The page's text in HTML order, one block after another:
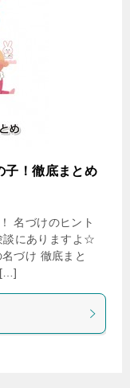
子！徹底まとめ
名づけのヒント
談にありますよ☆
づけ 徹底まと
[…]